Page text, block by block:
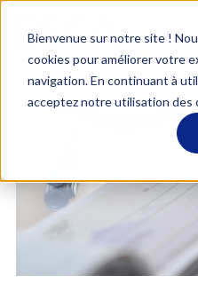
Bienvenue sur notre site !
cookies pour améliorer votre
navigation. En continuant à
acceptez notre utilisation des